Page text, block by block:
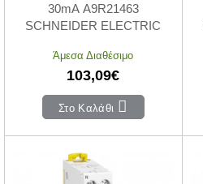
30mA A9R21463
SCHNEIDER ELECTRIC
Άμεσα Διαθέσιμο
103,09€
Στο Καλάθι